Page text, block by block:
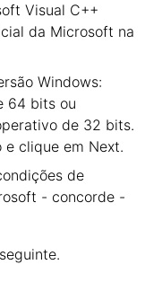
Visual C++
da Microsoft na
Windows:
64 bits ou
de 32 bits.
e clique em Next.
de
- concorde -